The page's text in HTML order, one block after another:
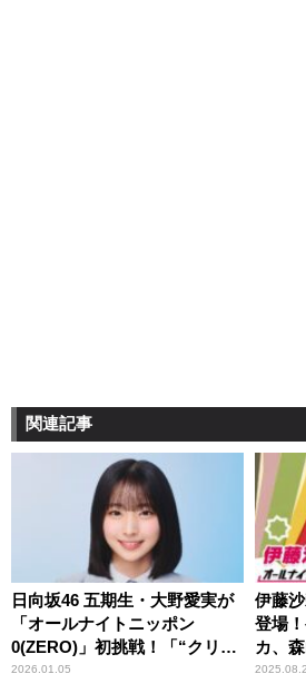
関連記事
日向坂46 五期生・大野愛実が
「オールナイトニッポン
0(ZERO)」初挑戦！「“クリフ
2026.01.05
伊藤
登場
カ、